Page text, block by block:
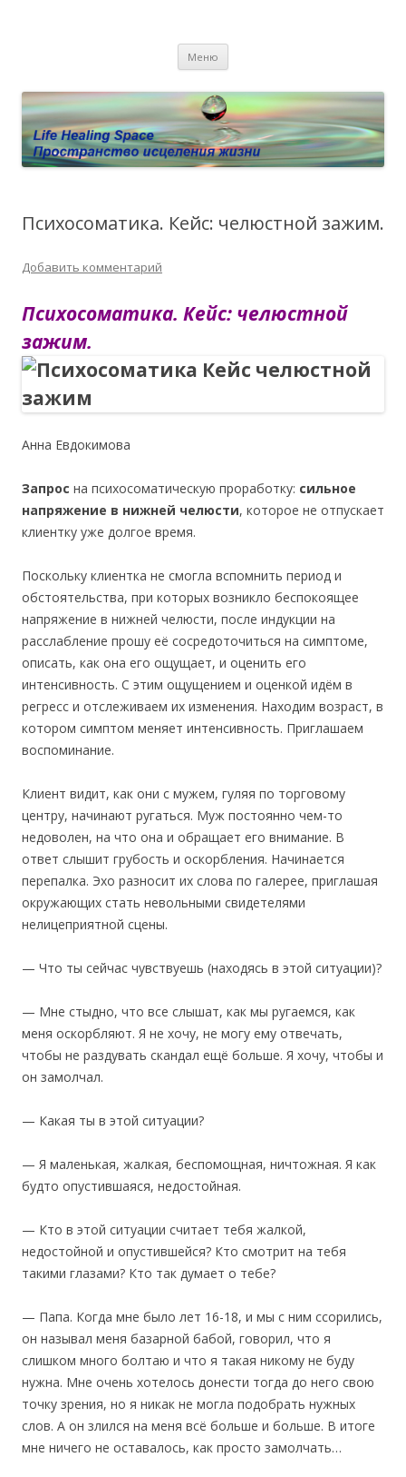
Личный сайт Елены Барымовой
исцелении воспоминанием и ренкарнационике. Услуги.
Меню
Психосоматика. Кейс: челюстной зажим.
Добавить комментарий
Психосоматика. Кейс: челюстной
зажим.
Анна Евдокимова
Запрос на психосоматическую проработку: сильное
напряжение в нижней челюсти, которое не отпускает
клиентку уже долгое время.
Поскольку клиентка не смогла вспомнить период и
обстоятельства, при которых возникло беспокоящее
напряжение в нижней челюсти, после индукции на
расслабление прошу её сосредоточиться на симптоме,
описать, как она его ощущает, и оценить его
интенсивность. С этим ощущением и оценкой идём в
регресс и отслеживаем их изменения. Находим возраст, в
котором симптом меняет интенсивность. Приглашаем
воспоминание.
Клиент видит, как они с мужем, гуляя по торговому
центру, начинают ругаться. Муж постоянно чем-то
недоволен, на что она и обращает его внимание. В
ответ слышит грубость и оскорбления. Начинается
перепалка. Эхо разносит их слова по галерее, приглашая
окружающих стать невольными свидетелями
нелицеприятной сцены.
— Что ты сейчас чувствуешь (находясь в этой ситуации)?
— Мне стыдно, что все слышат, как мы ругаемся, как
меня оскорбляют. Я не хочу, не могу ему отвечать,
чтобы не раздувать скандал ещё больше. Я хочу, чтобы и
он замолчал.
— Какая ты в этой ситуации?
— Я маленькая, жалкая, беспомощная, ничтожная. Я как
будто опустившаяся, недостойная.
— Кто в этой ситуации считает тебя жалкой,
недостойной и опустившейся? Кто смотрит на тебя
такими глазами? Кто так думает о тебе?
— Папа. Когда мне было лет 16-18, и мы с ним ссорились,
он называл меня базарной бабой, говорил, что я
слишком много болтаю и что я такая никому не буду
нужна. Мне очень хотелось донести тогда до него свою
точку зрения, но я никак не могла подобрать нужных
слов. А он злился на меня всё больше и больше. В итоге
мне ничего не оставалось, как просто замолчать…